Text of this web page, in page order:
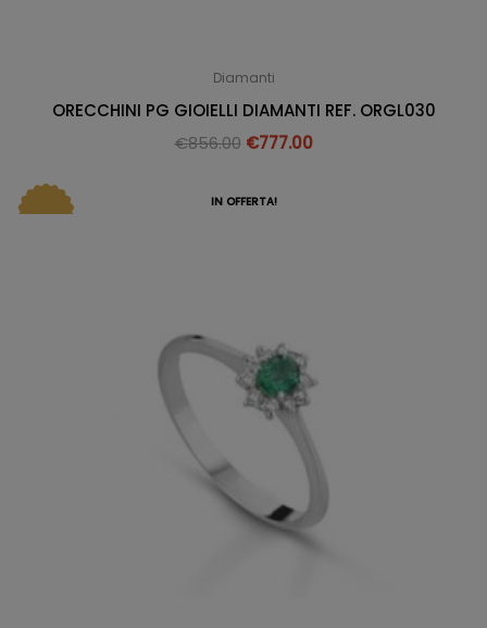
Diamanti
ORECCHINI PG GIOIELLI DIAMANTI REF. ORGL030
€856.00 €777.00
IN OFFERTA!